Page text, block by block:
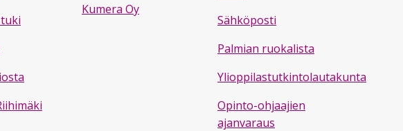
Kumera Oy
Sähköposti
Palmian ruokalista
Ylioppilastutkintolautakunta
Opinto-ohjaajien
ajanvaraus